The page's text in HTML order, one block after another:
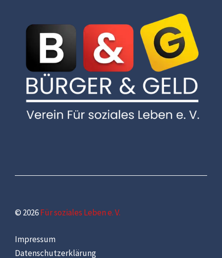
© 2026Für soziales Leben e. V.
Impressum
Datenschutzerklärung